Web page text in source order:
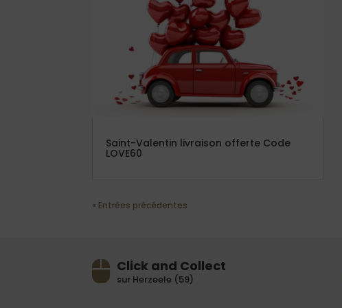
Saint-Valentin livraison offerte Code
LOVE60
« Entrées précédentes
Click and Collect
sur Herzeele (59)